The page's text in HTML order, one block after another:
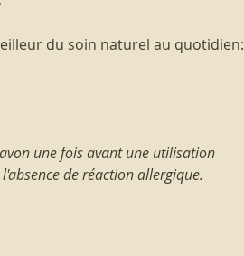
du soin naturel au quotidien:
une fois avant une utilisation
de réaction allergique.